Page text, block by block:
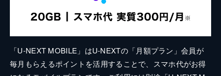
「U-NEXT MOBILE」はU-NEXTの「月額プラン」会員が
毎月もらえるポイントを活用することで、スマホ代がお得